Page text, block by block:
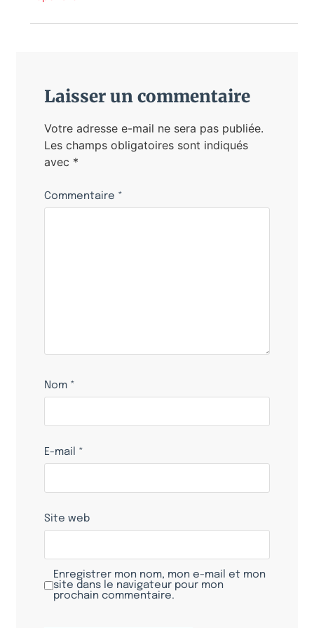
Laisser un commentaire
Votre adresse e-mail ne sera pas publiée.
Les champs obligatoires sont indiqués
avec *
Commentaire *
Nom *
E-mail *
Site web
Enregistrer mon nom, mon e-mail et mon
site dans le navigateur pour mon
prochain commentaire.